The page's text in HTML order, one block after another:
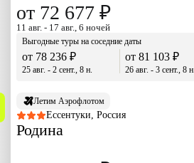
от 72 677 ₽
11 авг. - 17 авг., 6 ночей
Выгодные туры на соседние даты
от 78 236 ₽
25 авг. - 2 сент., 8 н.
от 81 103 ₽
26 авг. - 3 сент., 8 н.
Летим Аэрофлотом
Ессентуки, Россия
Родина